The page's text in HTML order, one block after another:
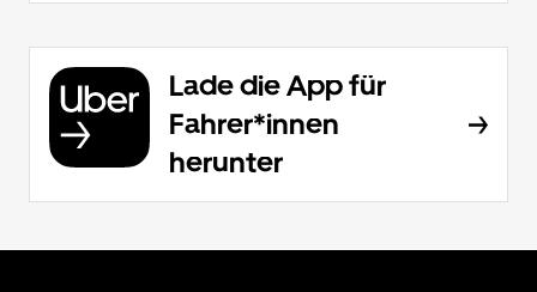
Lade die App für
Fahrer*innen
herunter